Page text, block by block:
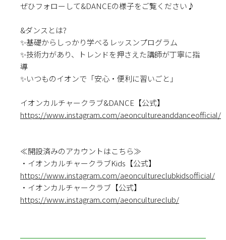
ぜひフォローして&DANCEの様子をご覧ください♪
&ダンスとは?
✨基礎からしっかり学べるレッスンプログラム
✨技術力があり、トレンドを押さえた講師が丁寧に指
導
✨いつものイオンで「安心・便利に習いごと」
イオンカルチャークラブ&DANCE【公式】
https://www.instagram.com/aeoncultureanddanceofficial/
≪開設済みのアカウントはこちら≫
・イオンカルチャークラブKids【公式】
https://www.instagram.com/aeoncultureclubkidsofficial/
・イオンカルチャークラブ【公式】
https://www.instagram.com/aeoncultureclub/